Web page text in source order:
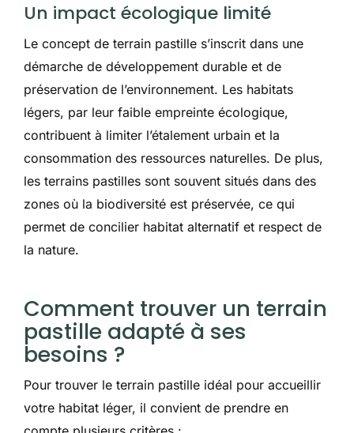
Un impact écologique limité
Le concept de terrain pastille s’inscrit dans une
démarche de développement durable et de
préservation de l’environnement. Les habitats
légers, par leur faible empreinte écologique,
contribuent à limiter l’étalement urbain et la
consommation des ressources naturelles. De plus,
les terrains pastilles sont souvent situés dans des
zones où la biodiversité est préservée, ce qui
permet de concilier habitat alternatif et respect de
la nature.
Comment trouver un terrain
pastille adapté à ses
besoins ?
Pour trouver le terrain pastille idéal pour accueillir
votre habitat léger, il convient de prendre en